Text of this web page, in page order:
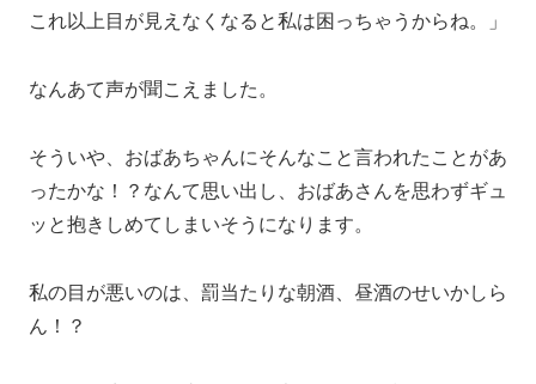
これ以上目が見えなくなると私は困っちゃうからね。」
なんあて声が聞こえました。
そういや、おばあちゃんにそんなこと言われたことがあ
ったかな！？なんて思い出し、おばあさんを思わずギュ
ッと抱きしめてしまいそうになります。
私の目が悪いのは、罰当たりな朝酒、昼酒のせいかしら
ん！？